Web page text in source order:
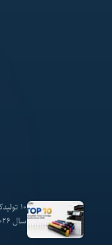
سال ۲۰۲۶: بررسی جامع بازار، کیفیت و قابلیت اطمینان تأمین